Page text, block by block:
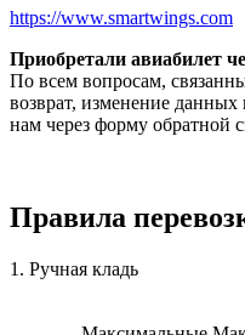
https://www.smartwings.com
Приобретали авиабилет
По всем вопросам,
возврат, изменение
нам через форму обратной
Правила
1. Ручная кладь